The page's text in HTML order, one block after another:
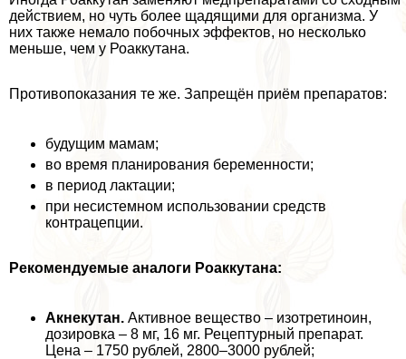
действием, но чуть более щадящими для организма. У
них также немало побочных эффектов, но несколько
меньше, чем у Роаккутана.
Противопоказания те же. Запрещён приём препаратов:
будущим мамам;
во время планирования беременности;
в период лактации;
при несистемном использовании средств
кoнтpaцепции.
Рекомендуемые аналоги Роаккутана:
Акнекутан. Активное вещество – изотретиноин,
дозировка – 8 мг, 16 мг. Рецептурный препарат.
Цена – 1750 рублей, 2800–3000 рублей;